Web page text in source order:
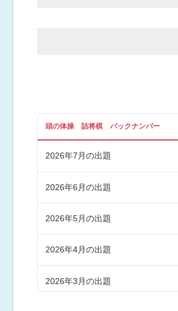
頭の体操 詰将棋 バックナンバー
2026年7月の出題
2026年6月の出題
2026年5月の出題
2026年4月の出題
2026年3月の出題